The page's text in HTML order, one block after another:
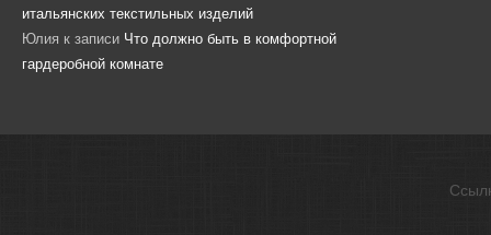
итальянских текстильных изделий
Юлия к записи Что должно быть в комфортной
гардеробной комнате